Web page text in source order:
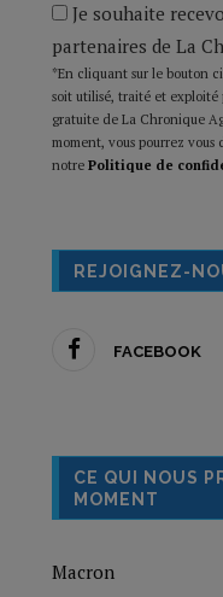
Je souhaite
partenaires de La
*En cliquant sur le bouton
soit utilisé, traité et
gratuite de La Chronique
moment, vous pourrez
notre Politique de
REJOIGNEZ-
FACEBOOK
CE QUI NOUS
MOMENT
Macron